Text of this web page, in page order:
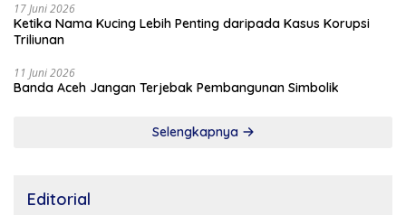
17 Juni 2026
Ketika Nama Kucing Lebih Penting daripada Kasus Korupsi
Triliunan
11 Juni 2026
Banda Aceh Jangan Terjebak Pembangunan Simbolik
Selengkapnya
Editorial